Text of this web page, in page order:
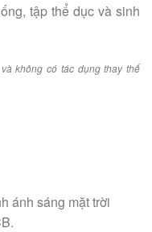
tập thể dục và sinh
không có tác dụng thay thế
ánh sáng mặt trời